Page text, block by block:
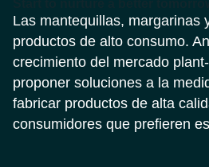
Las mantequillas, margarinas
productos de alto consumo.
crecimiento del mercado
proponer soluciones a la
fabricar productos de alta
consumidores que prefieren